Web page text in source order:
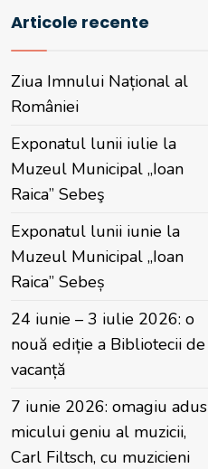
Articole recente
Ziua Imnului Național al
României
Exponatul lunii iulie la
Muzeul Municipal „Ioan
Raica” Sebeş
Exponatul lunii iunie la
Muzeul Municipal „Ioan
Raica” Sebeș
24 iunie – 3 iulie 2026: o
nouă ediție a Bibliotecii de
vacanță
7 iunie 2026: omagiu adus
micului geniu al muzicii,
Carl Filtsch, cu muzicieni